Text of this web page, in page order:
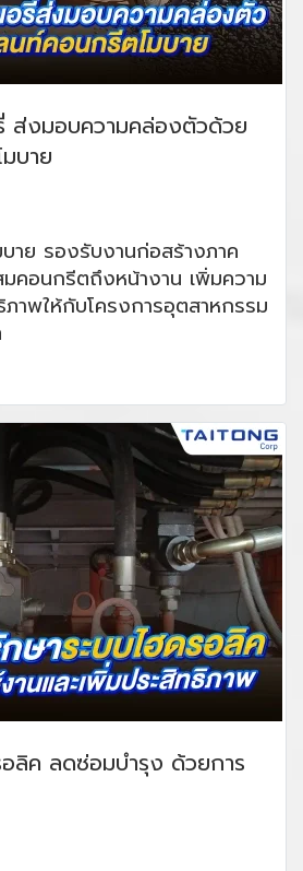
ส่งมอบความคล่องตัวด้วย
บาย
างภาค
คอนกรีตถึงหน้างาน เพิ่มความ
ภาพให้กับโครงการอุตสาหกรรม
อลิค ลดซ่อมบำรุง ด้วยการ